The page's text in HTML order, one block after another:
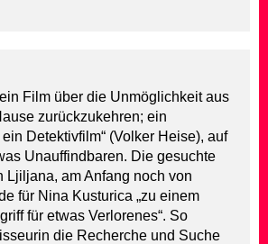
Film über die Unmöglichkeit aus
zurückzukehren; ein
Detektivfilm“ (Volker Heise), auf
Unauffindbaren. Die gesuchte
Ljiljana, am Anfang noch von
für Nina Kusturica „zu einem
für etwas Verlorenes“. So
die Recherche und Suche